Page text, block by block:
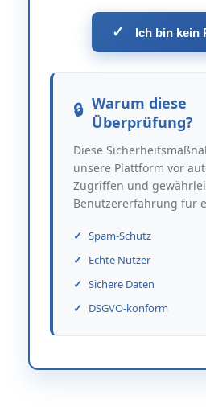
✓ Ich bin kein
Warum diese
Überprüfung?
Diese
unsere Plattform vor
Zugriffen und
Benutzererfahrung für
Spam-Schutz
Echte Nutzer
Sichere Daten
DSGVO-konform